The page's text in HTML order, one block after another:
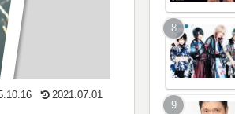
2021.07.01